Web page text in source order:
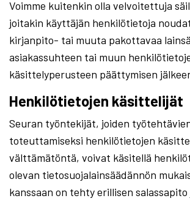
Voimme kuitenkin olla velvoitettuja
joitakin käyttäjän henkilötietoja
kirjanpito- tai muuta pakottavaa
asiakassuhteen tai muun
käsittelyperusteen päättymisen
Henkilötietojen käsittelijät
Seuran työntekijät, joiden
toteuttamiseksi henkilötietojen
välttämätöntä, voivat käsitellä
olevan tietosuojalainsäädännön
kanssaan on tehty erillisen salassapito